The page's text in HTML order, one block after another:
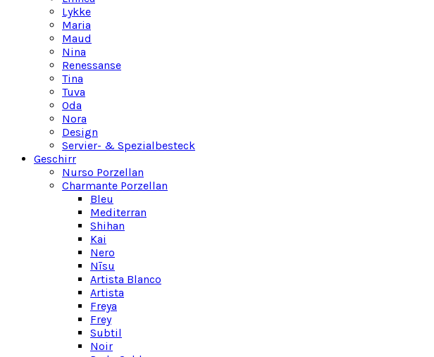
Lykke
Maria
Maud
Nina
Renessanse
Tina
Tuva
Oda
Nora
Design
Servier- & Spezialbesteck
Geschirr
Nurso Porzellan
Charmante Porzellan
Bleu
Mediterran
Shihan
Kai
Nero
Nīsu
Artista Blanco
Artista
Freya
Frey
Subtil
Noir